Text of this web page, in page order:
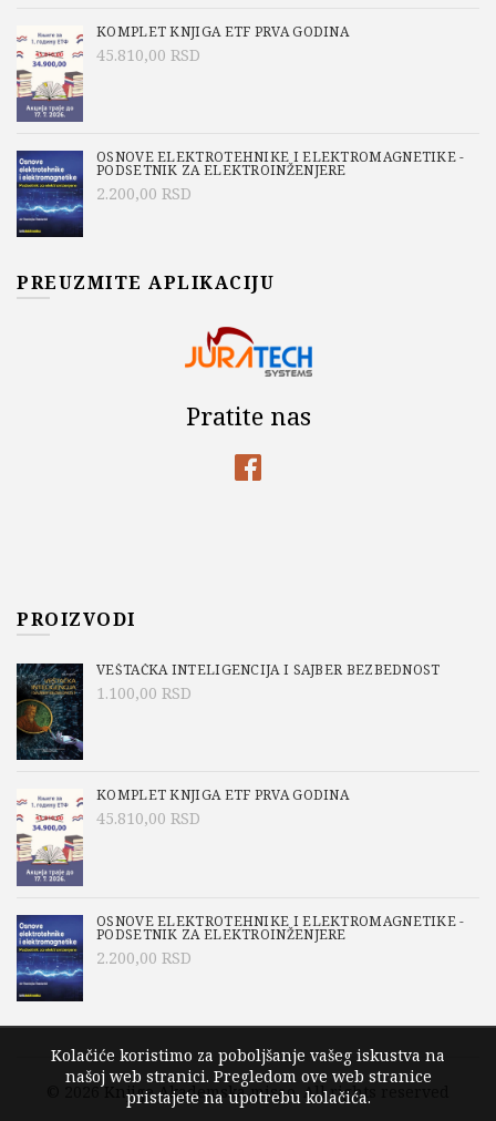
KOMPLET KNJIGA ETF PRVA GODINA
45.810,00 RSD
OSNOVE ELEKTROTEHNIKE I ELEKTROMAGNETIKE -
PODSETNIK ZA ELEKTROINŽENJERE
2.200,00 RSD
PREUZMITE APLIKACIJU
Pratite nas
PROIZVODI
VEŠTAČKA INTELIGENCIJA I SAJBER BEZBEDNOST
1.100,00 RSD
KOMPLET KNJIGA ETF PRVA GODINA
45.810,00 RSD
OSNOVE ELEKTROTEHNIKE I ELEKTROMAGNETIKE -
PODSETNIK ZA ELEKTROINŽENJERE
2.200,00 RSD
© 2026 Knjige Akademska misao. All rights reserved
Kolačiće koristimo za poboljšanje vašeg iskustva na
našoj web stranici. Pregledom ove web stranice
pristajete na upotrebu kolačića.